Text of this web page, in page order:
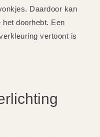
Daardoor kan
doorhebt. Een
vertoont is